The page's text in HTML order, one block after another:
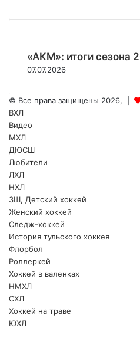
«АКМ»: итоги сезона
07.07.2026
© Все права защищены 2026, |
ВХЛ
Видео
МХЛ
ДЮСШ
Любители
ЛХЛ
НХЛ
ЗШ, Детский хоккей
Женский хоккей
Следж-хоккей
История тульского хоккея
Флорбол
Роллеркей
Хоккей в валенках
НМХЛ
СХЛ
Хоккей на траве
ЮХЛ